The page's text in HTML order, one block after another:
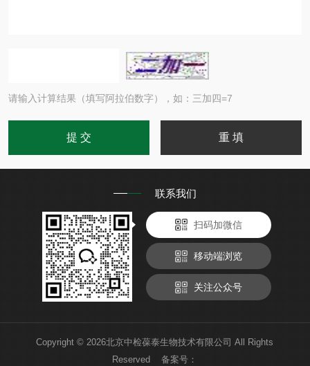
请输入计算结果（填写阿拉伯数字），如：三加四=7
联系我们
扫码加微信
移动端浏览
关注公众号
Copyright © 2026北京中检葆泰生物技术有限公司 All Rights
Reserved 备案号：